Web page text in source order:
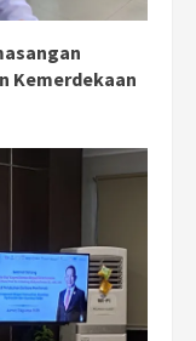
Kemerdekaan